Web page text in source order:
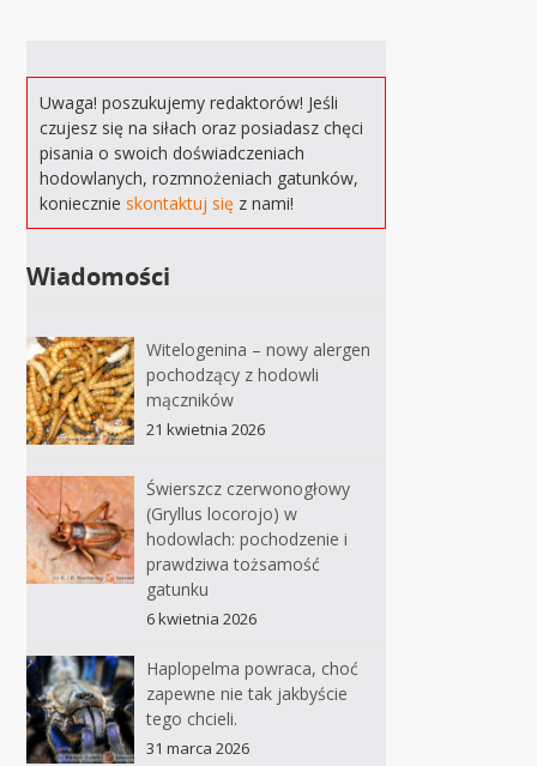
Uwaga! poszukujemy redaktorów! Jeśli
czujesz się na siłach oraz posiadasz chęci
pisania o swoich doświadczeniach
hodowlanych, rozmnożeniach gatunków,
koniecznieskontaktuj się z nami!
Wiadomości
Witelogenina – nowy alergen
pochodzący z hodowli
mączników
21 kwietnia 2026
Świerszcz czerwonogłowy
(Gryllus locorojo) w
hodowlach: pochodzenie i
prawdziwa tożsamość
gatunku
6 kwietnia 2026
Haplopelma powraca, choć
zapewne nie tak jakbyście
tego chcieli.
31 marca 2026